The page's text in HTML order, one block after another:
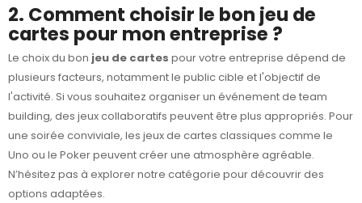
2. Comment choisir le bon jeu de
cartes pour mon entreprise ?
Le choix du bon jeu de cartes pour votre entreprise dépend de
plusieurs facteurs, notamment le public cible et l'objectif de
l'activité. Si vous souhaitez organiser un événement de team
building, des jeux collaboratifs peuvent être plus appropriés. Pour
une soirée conviviale, les jeux de cartes classiques comme le
Uno ou le Poker peuvent créer une atmosphère agréable.
N’hésitez pas à explorer notre catégorie pour découvrir des
options adaptées.